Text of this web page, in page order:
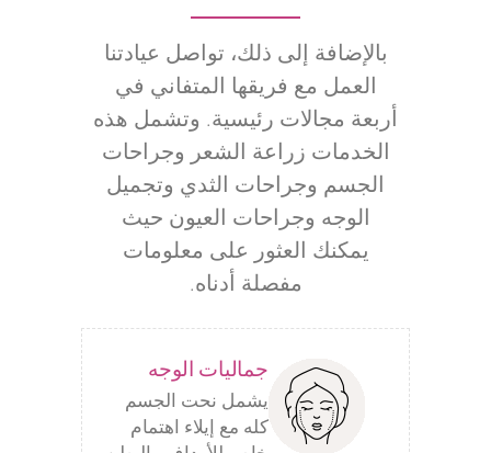
بالإضافة إلى ذلك، تواصل عيادتنا
العمل مع فريقها المتفاني في
أربعة مجالات رئيسية. وتشمل هذه
الخدمات زراعة الشعر وجراحات
الجسم وجراحات الثدي وتجميل
الوجه وجراحات العيون حيث
يمكنك العثور على معلومات
مفصلة أدناه.
جماليات الوجه
يشمل نحت الجسم
كله مع إيلاء اهتمام